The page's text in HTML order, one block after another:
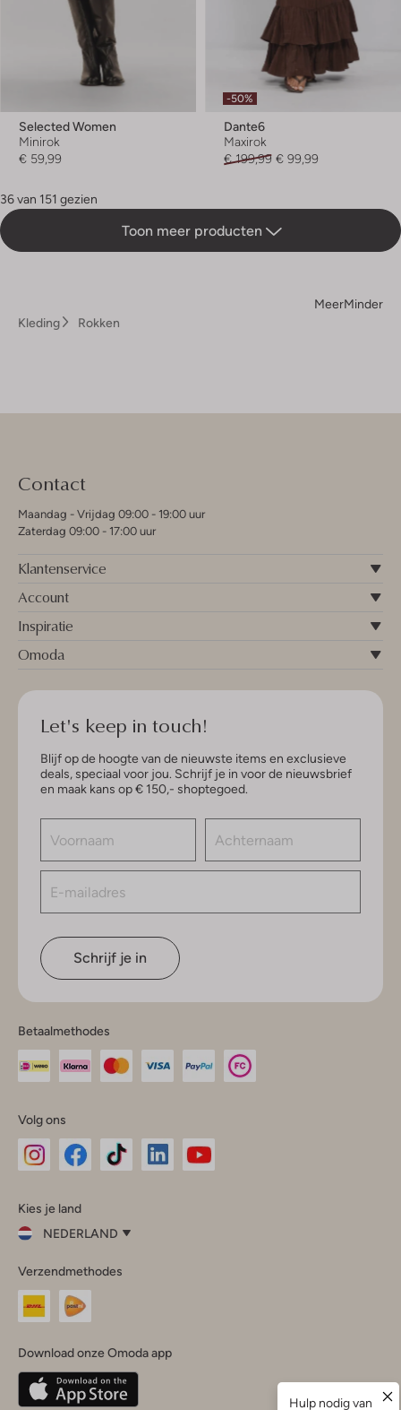
Selected Women
Minirok
€ 59,99
-50%
Dante6
Maxirok
€ 199,99 € 99,99
36 van 151 gezien
Toon meer producten
MeerMinder
Kleding
Rokken
Contact
Maandag - Vrijdag 09:00 - 19:00 uur
Zaterdag 09:00 - 17:00 uur
Klantenservice
Account
Inspiratie
Omoda
Let's keep in touch!
Blijf op de hoogte van de nieuwste items en exclusieve
deals, speciaal voor jou. Schrijf je in voor de nieuwsbrief
en maak kans op € 150,- shoptegoed.
Schrijf je in
Betaalmethodes
Volg ons
InstagramFacebook
Kies je land
NEDERLAND
je
land
Nederland
Belgique(Français)
Deutschland
Verzendmethodes
Download onze Omoda app